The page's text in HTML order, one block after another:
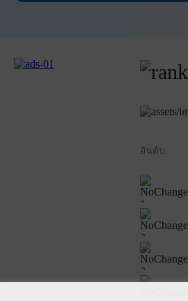
อันดับ
1
2
3